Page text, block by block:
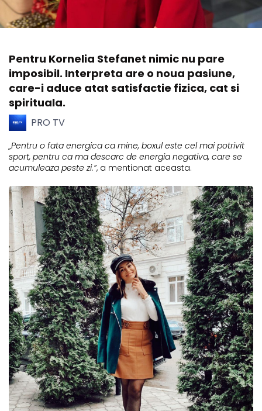
Pentru Kornelia Stefanet nimic nu pare
imposibil. Interpreta are o noua pasiune,
care-i aduce atat satisfactie fizica, cat si
spirituala.
PRO TV
„Pentru o fata energica ca mine, boxul este cel mai potrivit
sport, pentru ca ma descarc de energia negativa, care se
acumuleaza peste zi.”, a mentionat aceasta.